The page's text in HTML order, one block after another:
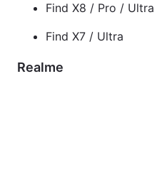
Find X8 / Pro / Ultra
Find X7 / Ultra
Realme